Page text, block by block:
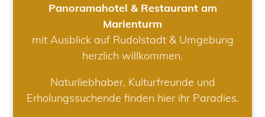
Panoramahotel & Restaurant am
Marienturm
mit Ausblick auf Rudolstadt & Umgebung
herzlich willkommen.
Naturliebhaber, Kulturfreunde und
Erholungssuchende finden hier ihr Paradies.